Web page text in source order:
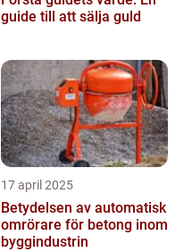
guide till att sälja guld
17 april 2025
Betydelsen av automatisk
omrörare för betong inom
byggindustrin